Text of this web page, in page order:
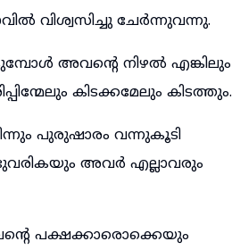
വിശ്വസിച്ചു ചേർന്നുവന്നു.
അവന്റെ നിഴൽ എങ്കിലും
കിടക്കമേലും കിടത്തും.
പുരുഷാരം വന്നുകൂടി
അവർ എല്ലാവരും
പക്ഷക്കാരൊക്കെയും